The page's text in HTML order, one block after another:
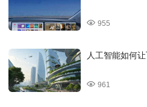
955
人工智能如何
961